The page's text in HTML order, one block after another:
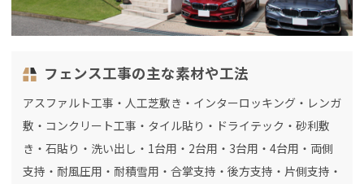
フェンス工事の主な素材や工法
アスファルト工事・人工芝敷き・インターロッキング・レンガ
敷・コンクリート工事・タイル貼り・ドライテック・砂利敷
き・石貼り・洗い出し・1台用・2台用・3台用・4台用・両側
支持・耐風圧用・耐積雪用・合掌支持・後方支持・片側支持・